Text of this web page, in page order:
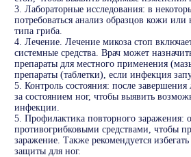
3. Лабораторные исследования: в
потребоваться анализ образцов кожи или
типа гриба.
4. Лечение. Лечение микоза стоп
системные средства. Врач может
препараты для местного применения
препараты (таблетки), если инфекция
5. Контроль состояния: после завершения
за состоянием ног, чтобы выявить
инфекции.
5. Профилактика повторного заражения:
противогрибковыми средствами, чтобы
заражение. Также рекомендуется
защиты для ног.